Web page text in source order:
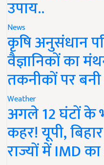
उपाय..
News
कृषि अनुसंधान
वैज्ञानिकों का
तकनीकों पर
Weather
अगले 12 घंटों के
कहर! यूपी,
राज्यों में IMD